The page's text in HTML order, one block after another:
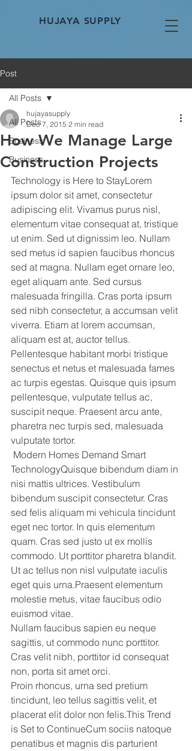
HUJAYA SUPPLY
Post
All Posts
Business
Business
All Posts
How We Manage Large
Construction Projects
hujayasupply
Dec 7, 2015 2 min read
Technology is Here to StayLorem
ipsum dolor sit amet, consectetur
adipiscing elit. Vivamus purus nisl,
elementum vitae consequat at, tristique
ut enim. Sed ut dignissim leo. Nullam
sed metus id sapien faucibus rhoncus
sed at magna. Nullam eget ornare leo,
eget aliquam ante. Sed cursus
malesuada fringilla. Cras porta ipsum
sed nibh consectetur, a accumsan velit
viverra. Etiam at lorem accumsan,
aliquam est at, auctor tellus.
Pellentesque habitant morbi tristique
senectus et netus et malesuada fames
ac turpis egestas. Quisque quis ipsum
pellentesque, vulputate tellus ac,
suscipit neque. Praesent arcu ante,
pharetra nec turpis sed, malesuada
vulputate tortor.
TechnologyQuisque bibendum diam in
nisi mattis ultrices. Vestibulum
bibendum suscipit consectetur. Cras
sed felis aliquam mi vehicula tincidunt
eget nec tortor. In quis elementum
quam. Cras sed justo ut ex mollis
commodo. Ut porttitor pharetra blandit.
Ut ac tellus non nisl vulputate iaculis
eget quis urna.Praesent elementum
molestie metus, vitae faucibus odio
euismod vitae.
Nullam faucibus sapien eu neque
sagittis, ut commodo nunc porttitor.
Cras velit nibh, porttitor id consequat
non, porta sit amet orci.
Proin rhoncus, urna sed pretium
tincidunt, leo tellus sagittis velit, et
placerat elit dolor non felis.This Trend
is Set to ContinueCum sociis natoque
penatibus et magnis dis parturient